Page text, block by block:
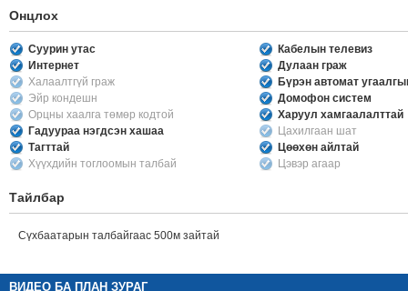
Онцлох
Суурин утас
Кабелын телевиз
Интернет
Дулаан граж
Халаалтгүй граж
Бүрэн автомат
Эйр кондешн
Домофон систем
Орцны хаалга төмөр кодтой
Харуул хамгаалалттай
Гадуураа нэгдсэн хашаа
Цахилгаан шат
Тагттай
Цөөхөн айлтай
Хүүхдийн тоглоомын талбай
Цэвэр агаар
Тайлбар
Сүхбаатарын талбайгаас 500м зайтай
ВИДЕО БА ПЛАН ЗУРАГ